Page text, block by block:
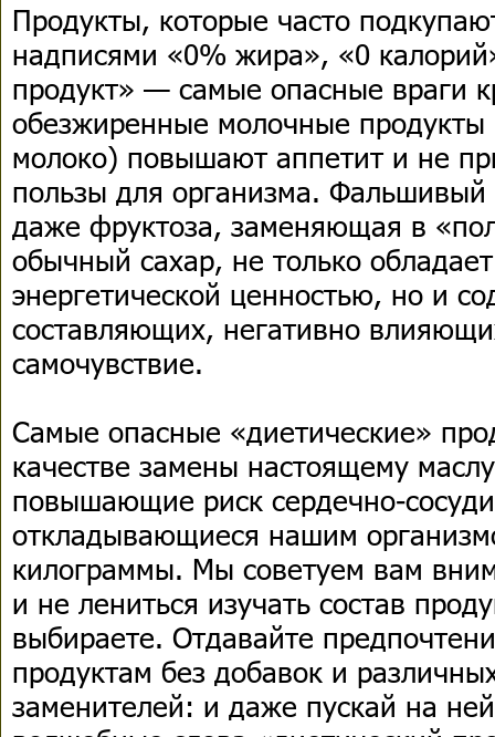
Продукты, которые часто
надписями «0% жира», «0
продукт» — самые опасные враги
обезжиренные молочные
молоко) повышают аппетит и не
пользы для организма. Фальшивый
даже фруктоза, заменяющая в
обычный сахар, не только
энергетической ценностью, но и
составляющих, негативно
самочувствие.
Самые опасные «диетические»
качестве замены настоящему
повышающие риск сердечно-
откладывающиеся нашим
килограммы. Мы советуем вам
и не лениться изучать состав
выбираете. Отдавайте
продуктам без добавок и
заменителей: и даже пускай на